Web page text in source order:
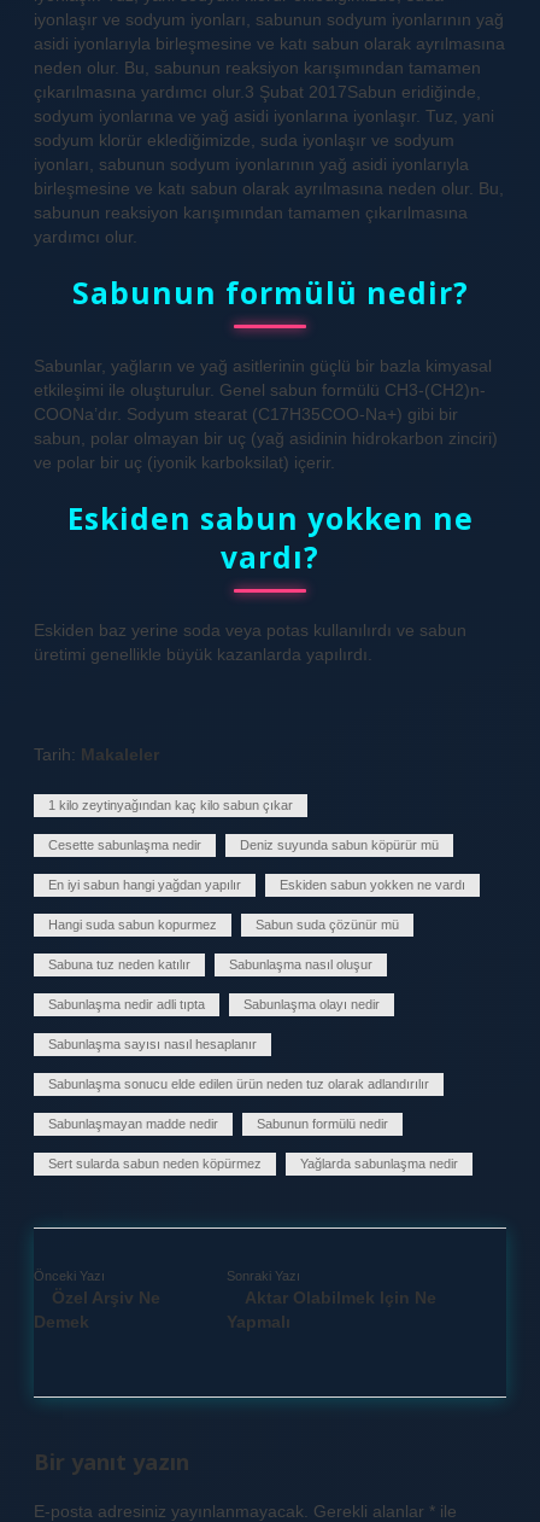
iyonlaşır ve sodyum iyonları, sabunun sodyum iyonlarının yağ
asidi iyonlarıyla birleşmesine ve katı sabun olarak ayrılmasına
neden olur. Bu, sabunun reaksiyon karışımından tamamen
çıkarılmasına yardımcı olur.3 Şubat 2017Sabun eridiğinde,
sodyum iyonlarına ve yağ asidi iyonlarına iyonlaşır. Tuz, yani
sodyum klorür eklediğimizde, suda iyonlaşır ve sodyum
iyonları, sabunun sodyum iyonlarının yağ asidi iyonlarıyla
birleşmesine ve katı sabun olarak ayrılmasına neden olur. Bu,
sabunun reaksiyon karışımından tamamen çıkarılmasına
yardımcı olur.
Sabunun formülü nedir?
Sabunlar, yağların ve yağ asitlerinin güçlü bir bazla kimyasal
etkileşimi ile oluşturulur. Genel sabun formülü CH3-(CH2)n-
COONa’dır. Sodyum stearat (C17H35COO-Na+) gibi bir
sabun, polar olmayan bir uç (yağ asidinin hidrokarbon zinciri)
ve polar bir uç (iyonik karboksilat) içerir.
Eskiden sabun yokken ne
vardı?
Eskiden baz yerine soda veya potas kullanılırdı ve sabun
üretimi genellikle büyük kazanlarda yapılırdı.
Tarih: Makaleler
1 kilo zeytinyağından kaç kilo sabun çıkar
Cesette sabunlaşma nedir Deniz suyunda sabun köpürür mü
En iyi sabun hangi yağdan yapılır Eskiden sabun yokken ne vardı
Hangi suda sabun kopurmez Sabun suda çözünür mü
Sabuna tuz neden katılır Sabunlaşma nasıl oluşur
Sabunlaşma nedir adli tıpta Sabunlaşma olayı nedir
Sabunlaşma sayısı nasıl hesaplanır
Sabunlaşma sonucu elde edilen ürün neden tuz olarak adlandırılır
Sabunlaşmayan madde nedir Sabunun formülü nedir
Sert sularda sabun neden köpürmez Yağlarda sabunlaşma nedir
Önceki Yazı
Özel Arşiv Ne
Demek
Sonraki Yazı
Aktar Olabilmek Için Ne
Yapmalı
Bir yanıt yazın
E-posta adresiniz yayınlanmayacak. Gerekli alanlar * ile